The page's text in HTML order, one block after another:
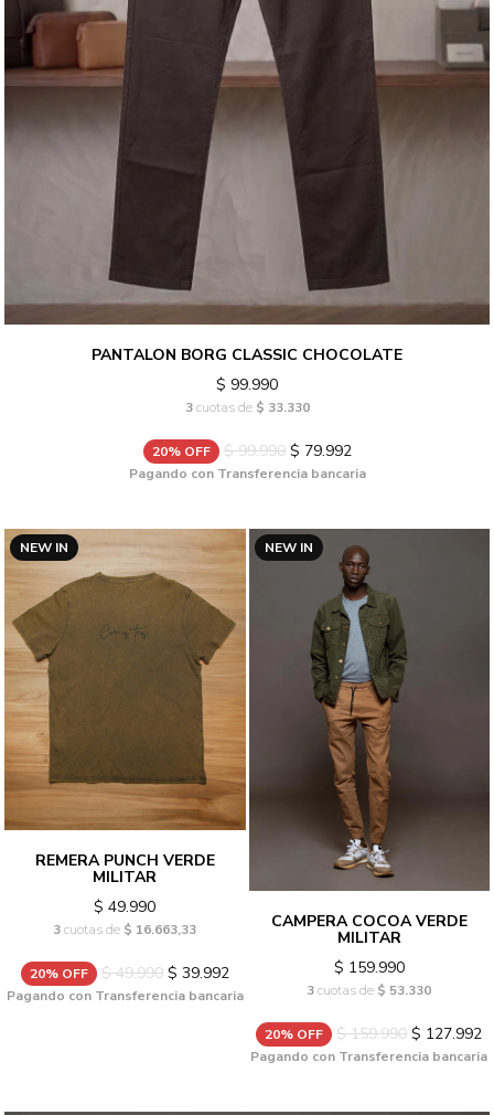
PANTALON BORG CLASSIC CHOCOLATE
$ 99.990
3cuotas de $ 33.330
20% OFF $ 99.990$ 79.992
Pagando con Transferencia bancaria
NEW IN
REMERA PUNCH VERDE
MILITAR
$ 49.990
3cuotas de $ 16.663,33
20% OFF $ 49.990$ 39.992
Pagando con Transferencia bancaria
NEW IN
CAMPERA COCOA VERDE
MILITAR
$ 159.990
3cuotas de $ 53.330
20% OFF $ 159.990 $ 127.992
Pagando con Transferencia bancaria